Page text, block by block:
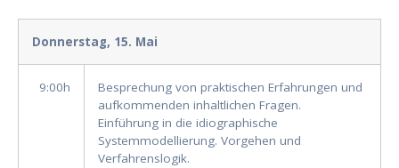
Donnerstag, 15. Mai
9:00h
Besprechung von praktischen Erfahrungen und
aufkommenden inhaltlichen Fragen.
Einführung in die idiographische
Systemmodellierung. Vorgehen und
Verfahrenslogik.